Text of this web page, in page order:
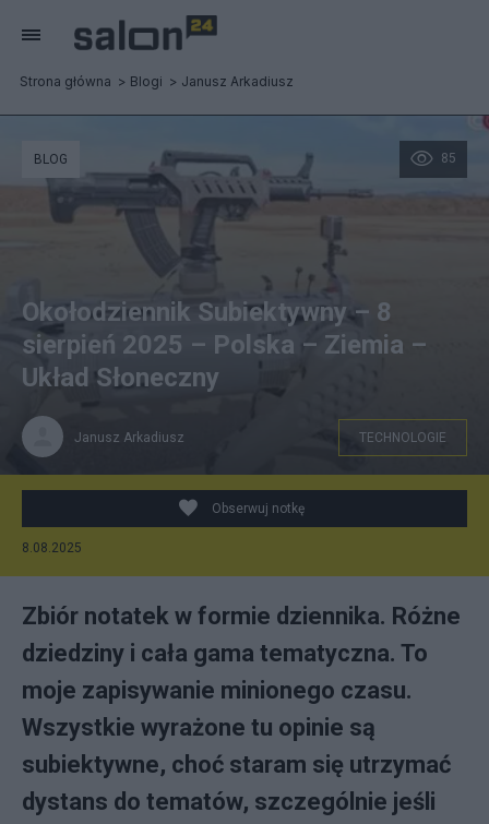
Strona główna Blogi Janusz Arkadiusz
85
BLOG
Okołodziennik Subiektywny – 8
sierpień 2025 – Polska – Ziemia –
Układ Słoneczny
Janusz Arkadiusz TECHNOLOGIE
Obserwuj notkę
8.08.2025
Zbiór notatek w formie dziennika. Różne
dziedziny i cała gama tematyczna. To
moje zapisywanie minionego czasu.
Wszystkie wyrażone tu opinie są
subiektywne, choć staram się utrzymać
dystans do tematów, szczególnie jeśli